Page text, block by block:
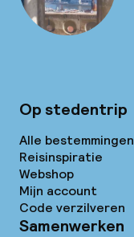
Op stedentrip
Alle bestemmingen
Reisinspiratie
Webshop
Mijn account
Code verzilveren
Samenwerken